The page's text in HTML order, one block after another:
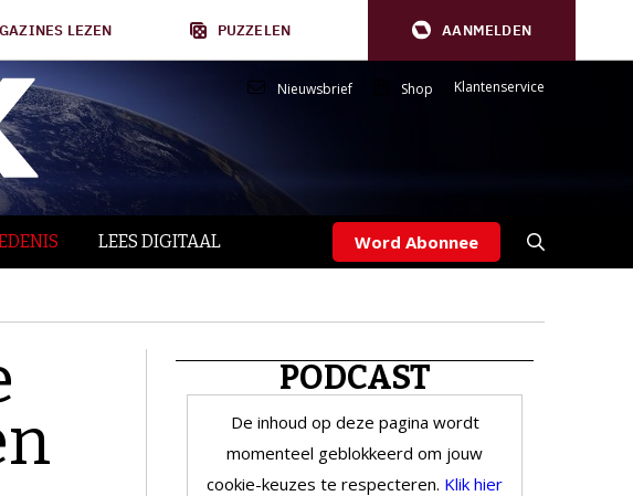
LEZEN PUZZELEN AANMELDEN
Nieuwsbrief Shop Klantenservice
LEES DIGITAAL Word Abonnee
PODCAST
De inhoud op deze pagina wordt
momenteel geblokkeerd om jouw
cookie-keuzes te respecteren. Klik hier